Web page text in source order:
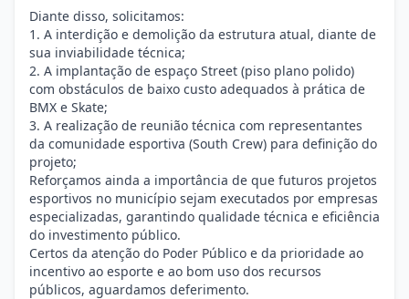
Diante disso, solicitamos:
1. A interdição e demolição da estrutura atual, diante de
sua inviabilidade técnica;
2. A implantação de espaço Street (piso plano polido)
com obstáculos de baixo custo adequados à prática de
BMX e Skate;
3. A realização de reunião técnica com representantes
da comunidade esportiva (South Crew) para definição do
projeto;
Reforçamos ainda a importância de que futuros projetos
esportivos no município sejam executados por empresas
especializadas, garantindo qualidade técnica e eficiência
do investimento público.
Certos da atenção do Poder Público e da prioridade ao
incentivo ao esporte e ao bom uso dos recursos
públicos, aguardamos deferimento.